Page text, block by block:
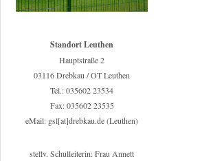
Standort Leuthen
Hauptstraße 2
03116 Drebkau / OT Leuthen
Tel.: 035602 23534
Fax: 035602 23535
eMail: gsl[at]drebkau.de (Leuthen)
stellv. Schulleiterin: Frau Annett